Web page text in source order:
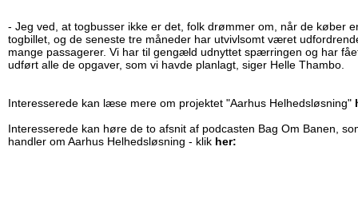
- Jeg ved, at togbusser ikke er det, folk drømmer om, når de køber
togbillet, og de seneste tre måneder har utvivlsomt været
mange passagerer. Vi har til gengæld udnyttet spærringen og har
udført alle de opgaver, som vi havde planlagt, siger Helle Thambo.
Interesserede kan læse mere om projektet "Aarhus Helhedsløsning"
Interesserede kan høre de to afsnit af podcasten Bag Om Banen,
handler om Aarhus Helhedsløsning - klik her: